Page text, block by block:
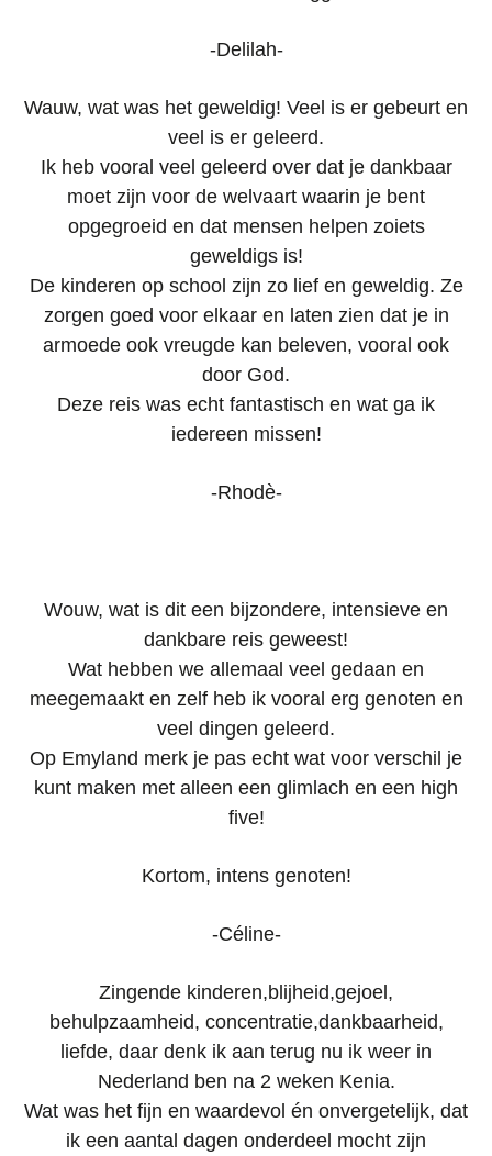
-Delilah-
Wauw, wat was het geweldig! Veel is er gebeurt en
veel is er geleerd.
Ik heb vooral veel geleerd over dat je dankbaar
moet zijn voor de welvaart waarin je bent
opgegroeid en dat mensen helpen zoiets
geweldigs is!
De kinderen op school zijn zo lief en geweldig. Ze
zorgen goed voor elkaar en laten zien dat je in
armoede ook vreugde kan beleven, vooral ook
door God.
Deze reis was echt fantastisch en wat ga ik
iedereen missen!
-Rhodè-
Wouw, wat is dit een bijzondere, intensieve en
dankbare reis geweest!
Wat hebben we allemaal veel gedaan en
meegemaakt en zelf heb ik vooral erg genoten en
veel dingen geleerd.
Op Emyland merk je pas echt wat voor verschil je
kunt maken met alleen een glimlach en een high
five!
Kortom, intens genoten!
-Céline-
Zingende kinderen,blijheid,gejoel,
behulpzaamheid, concentratie,dankbaarheid,
liefde, daar denk ik aan terug nu ik weer in
Nederland ben na 2 weken Kenia.
Wat was het fijn en waardevol én onvergetelijk, dat
ik een aantal dagen onderdeel mocht zijn